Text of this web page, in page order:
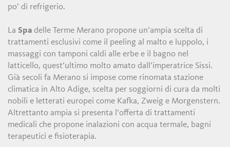
po’ di refrigerio.
LaSpadelle Terme Merano propone un’ampia scelta di
trattamenti esclusivi come il peeling al malto e luppolo, i
massaggi con tamponi caldi alle erbe e il bagno nel
latticello, quest’ultimo molto amato dall’imperatrice Sissi.
Già secoli fa Merano si impose come rinomata stazione
climatica in Alto Adige, scelta per soggiorni di cura da molti
nobili e letterati europei come Kafka, Zweig e Morgenstern.
Altrettanto ampia si presenta l’offerta di trattamenti
medicali che propone inalazioni con acqua termale, bagni
terapeutici e fisioterapia.